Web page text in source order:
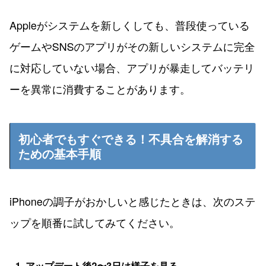
Appleがシステムを新しくしても、普段使っている
ゲームやSNSのアプリがその新しいシステムに完全
に対応していない場合、アプリが暴走してバッテリ
ーを異常に消費することがあります。
初心者でもすぐできる！不具合を解消する
ための基本手順
iPhoneの調子がおかしいと感じたときは、次のステ
ップを順番に試してみてください。